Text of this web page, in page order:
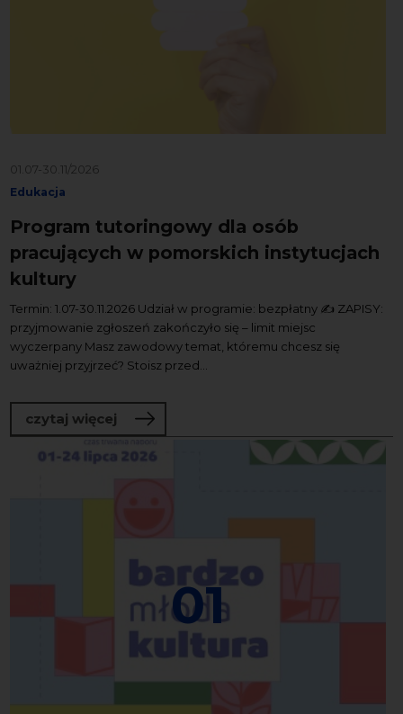
01.07-30.11/2026
Edukacja
Program tutoringowy dla osób
pracujących w pomorskich instytucjach
kultury
Termin: 1.07-30.11.2026 Udział w programie: bezpłatny ✍️ ZAPISY:
przyjmowanie zgłoszeń zakończyło się – limit miejsc
wyczerpany Masz zawodowy temat, któremu chcesz się
uważniej przyjrzeć? Stoisz przed...
czytaj więcej o Program tutoringowy dla osób
01